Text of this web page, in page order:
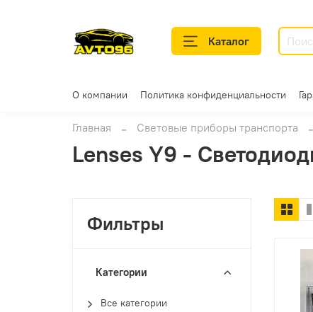
Каталог
О компании Политика конфиденциальности
Главная Световые приборы транспорта
Lenses Y9 -
Фильтры
Категории
Все категории